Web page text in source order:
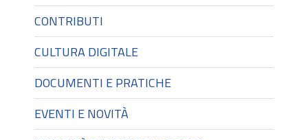
CONTRIBUTI
CULTURA DIGITALE
DOCUMENTI E PRATICHE
EVENTI E NOVITÀ